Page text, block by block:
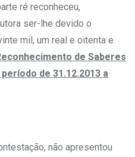
ré reconheceu,
ser-lhe devido o
mil, um real e oitenta e
de Saberes
de 31.12.2013 a
não apresentou